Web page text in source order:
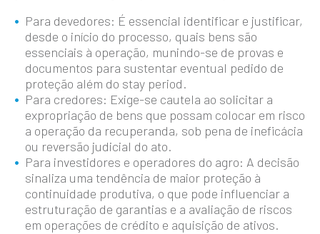
Para devedores: É essencial identificar e justificar,
desde o início do processo, quais bens são
essenciais à operação, munindo-se de provas e
documentos para sustentar eventual pedido de
proteção além do stay period.
Para credores: Exige-se cautela ao solicitar a
expropriação de bens que possam colocar em risco
a operação da recuperanda, sob pena de ineficácia
ou reversão judicial do ato.
Para investidores e operadores do agro: A decisão
sinaliza uma tendência de maior proteção à
continuidade produtiva, o que pode influenciar a
estruturação de garantias e a avaliação de riscos
em operações de crédito e aquisição de ativos.